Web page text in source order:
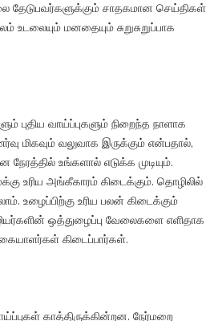
தேடுபவர்களுக்கும் சாதகமான செய்திகள்
உடலையும் மனதையும் சுறுசுறுப்பாக
புதிய வாய்ப்புகளும் நிறைந்த நாளாக
மிகவும் வலுவாக இருக்கும் என்பதால்,
நேரத்தில் உங்களால் எடுக்க முடியும்.
உரிய அங்கீகாரம் கிடைக்கும். தொழிலில்
உழைப்பிற்கு உரிய பலன் கிடைக்கும்
ஒத்துழைப்பு வேலைகளை எளிதாக
கிடைப்பார்கள்.
காத்திருக்கின்றன. நேர்மறை